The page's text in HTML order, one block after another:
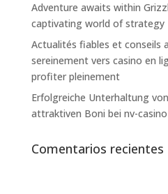
Adventure awaits within
captivating world of strategy
Actualités fiables et conseils
sereinement vers casino en
profiter pleinement
Erfolgreiche Unterhaltung
attraktiven Boni bei nv-
Comentarios recientes